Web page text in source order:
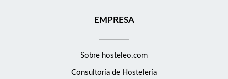
EMPRESA
Sobre hosteleo.com
Consultoría de Hostelería